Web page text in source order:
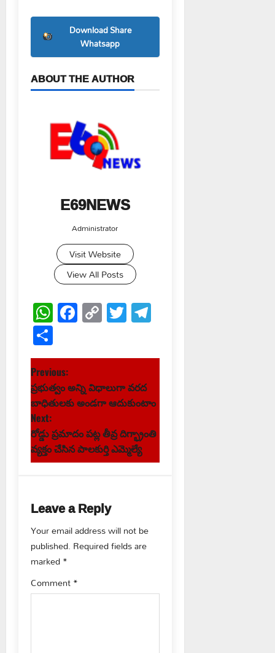
Download Share
Whatsapp
ABOUT THE AUTHOR
E69NEWS
Administrator
Visit Website
View All Posts
WhatsApp
Facebook
Copy
Link
Twitter
Share
P
o
s
t
a
v
i
g
Previous:
ప్రభుత్వం అన్ని విధాలుగా వరద
బాధితులకు అండగా ఆదుకుంటాం
Next:
రోడ్డు ప్రమాదం పట్ల తీవ్ర దిగ్భ్రాంతి
వ్యక్తం చేసిన పాలకుర్తి ఎమ్మెల్యే
Leave a Reply
Your email address will not be
published. Required fields are
marked*
Comment*